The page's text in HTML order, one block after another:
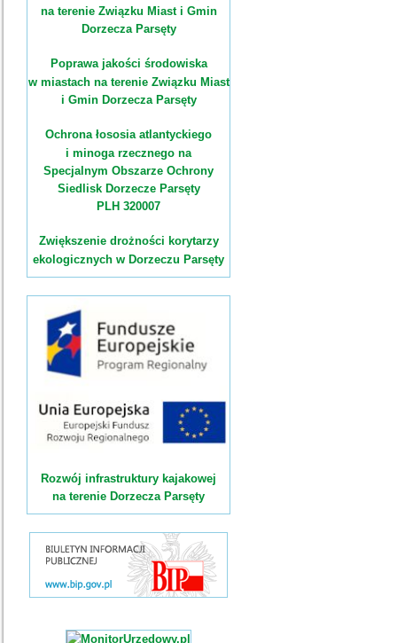
na terenie Związku Miast i Gmin
Dorzecza Parsęty
Poprawa jakości środowiska
w miastach na terenie Związku Miast
i Gmin Dorzecza Parsęty
Ochrona łososia atlantyckiego
i minoga rzecznego na
Specjalnym Obszarze Ochrony
Siedlisk Dorzecze Parsęty
PLH 320007
Zwiększenie drożności korytarzy
ekologicznych w Dorzeczu Parsęty
Rozwój infrastruktury kajakowej
na terenie Dorzecza Parsęty